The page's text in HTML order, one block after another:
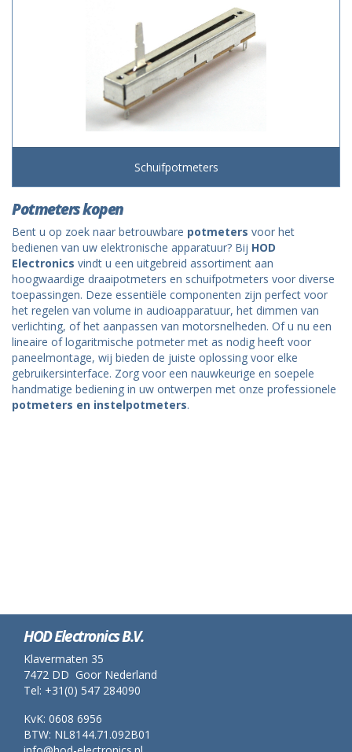
Schuifpotmeters
Potmeters kopen
Bent u op zoek naar betrouwbare potmeters voor het
bedienen van uw elektronische apparatuur? Bij HOD
Electronics vindt u een uitgebreid assortiment aan
hoogwaardige draaipotmeters en schuifpotmeters voor diverse
toepassingen. Deze essentiële componenten zijn perfect voor
het regelen van volume in audioapparatuur, het dimmen van
verlichting, of het aanpassen van motorsnelheden. Of u nu een
lineaire of logaritmische potmeter met as nodig heeft voor
paneelmontage, wij bieden de juiste oplossing voor elke
gebruikersinterface. Zorg voor een nauwkeurige en soepele
handmatige bediening in uw ontwerpen met onze professionele
potmeters en instelpotmeters.
HOD Electronics B.V.
Klavermaten 35
7472 DD Goor Nederland
Tel: +31(0) 547 284090
KvK: 0608 6956
BTW: NL8144.71.092B01